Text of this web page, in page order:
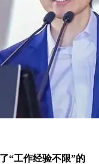
“工作经验不限”的